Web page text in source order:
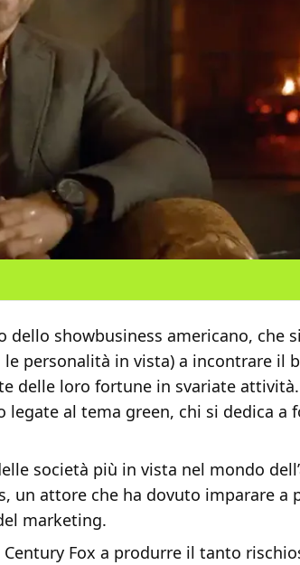
dello showbusiness americano, che
personalità in vista) a incontrare il
delle loro fortune in svariate attività.
legate al tema green, chi si dedica a
società più in vista nel mondo
un attore che ha dovuto imparare a
marketing.
Century Fox a produrre il tanto